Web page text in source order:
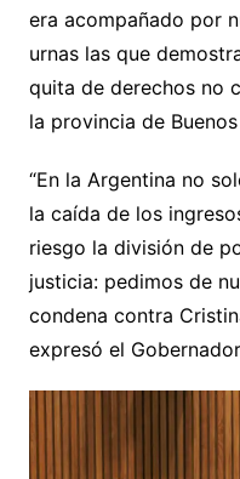
era acompañado por
urnas las que
quita de derechos no
la provincia de
“En la Argentina no
la caída de los
riesgo la división de
justicia: pedimos de
condena contra
expresó el